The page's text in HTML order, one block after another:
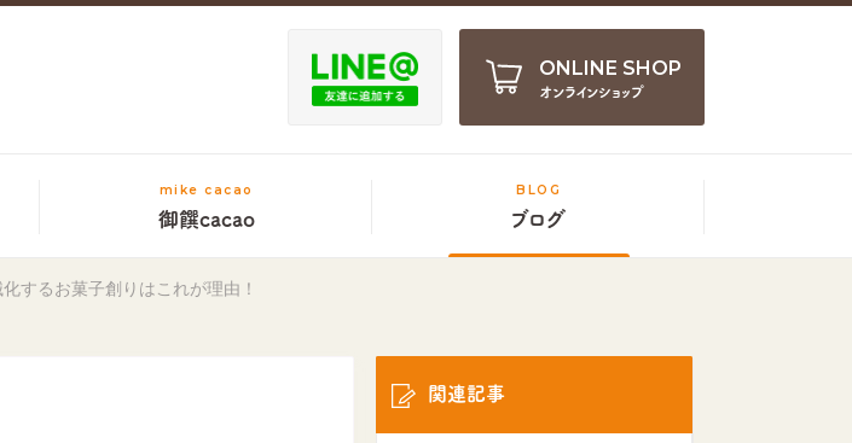
ONLINE SHOP
オンラインショップ
mike cacao
御饌cacao
BLOG
ブログ
するお菓子創りはこれが理由！
関連記事